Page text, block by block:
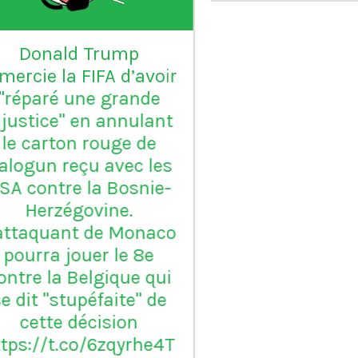
L'Inter Milan est le seul
club italien qui n'a
jamais été relégué en
Serie B